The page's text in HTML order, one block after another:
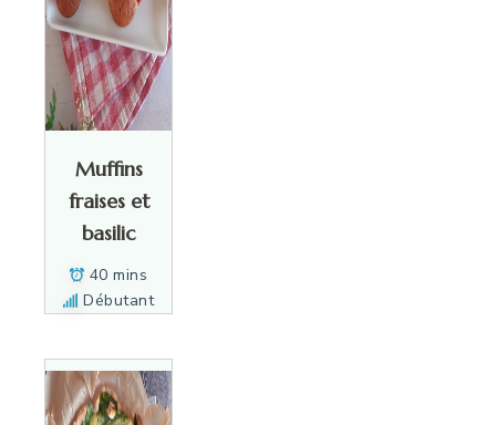
Muffins
fraises et
basilic
40 mins
Débutant